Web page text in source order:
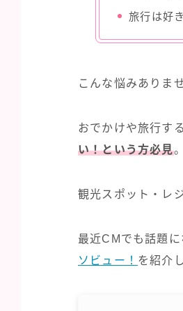
旅行は好
こんな悩みありま
おでかけや旅行す
い！という方必見。
観光スポット・レ
最近CMでも話題に
ソビュー！ を紹介